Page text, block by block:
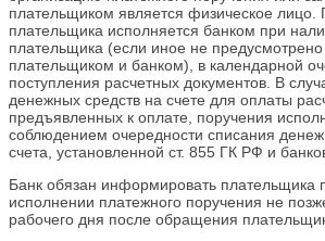
плательщиком является физическое лицо.
плательщика исполняется банком при
плательщика (если иное не
плательщиком и банком), в календарной
поступления расчетных документов. В
денежных средств на счете для оплаты
предъявленных к оплате, поручения
соблюдением очередности списания
счета, установленной ст. 855 ГК РФ и
Банк обязан информировать плательщика
исполнении платежного поручения не
рабочего дня после обращения